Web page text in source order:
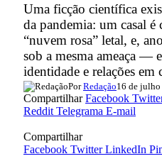
Uma ficção científica
da pandemia: um casal
“nuvem rosa” letal, e,
sob a mesma ameaça —
identidade e relações em
Por Redação16 de julho
CompartilharFacebook
Reddit Telegrama E-mail
Compartilhar
Facebook Twitter LinkedIn